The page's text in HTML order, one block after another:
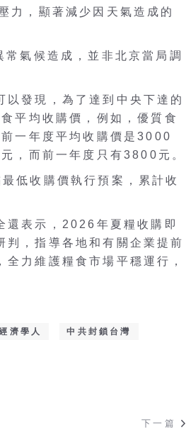
力，顯著減少因天氣造成的
氣候造成，並非北京當局調
發現，為了達到中央下達的
平均收購價，例如，優質食
一年度平均收購價是3000
，而前一年度只有3800元。
低收購價執行預案，累計收
還表示，2026年夏糧收購即
判，指導各地和有關企業提前
力維護糧食市場平穩運行，
濟學人 中共封鎖台灣
下一篇